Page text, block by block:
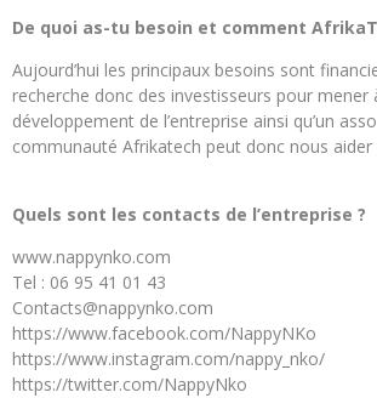
De quoi as-tu besoin et comment
Aujourd’hui les principaux besoins sont
recherche donc des investisseurs pour mener
développement de l’entreprise ainsi qu’un
communauté Afrikatech peut donc nous aider
Quels sont les contacts de l’entreprise ?
www.nappynko.com
Tel : 06 95 41 01 43
Contacts@nappynko.com
https://www.facebook.com/NappyNKo
https://www.instagram.com/nappy_nko/
https://twitter.com/NappyNko